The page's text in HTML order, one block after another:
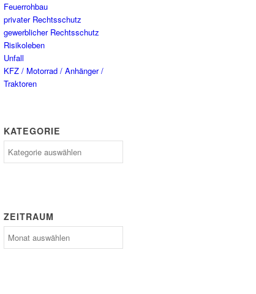
Feuerrohbau
privater Rechtsschutz
gewerblicher Rechtsschutz
Risikoleben
Unfall
KFZ / Motorrad / Anhänger /
Traktoren
KATEGORIE
ZEITRAUM